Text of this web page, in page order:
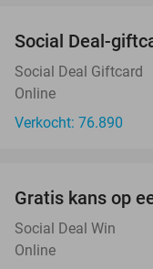
Social Deal-
Social Deal Giftcard
Online
Verkocht: 76.890
Gratis kans op
Social Deal Win
Online